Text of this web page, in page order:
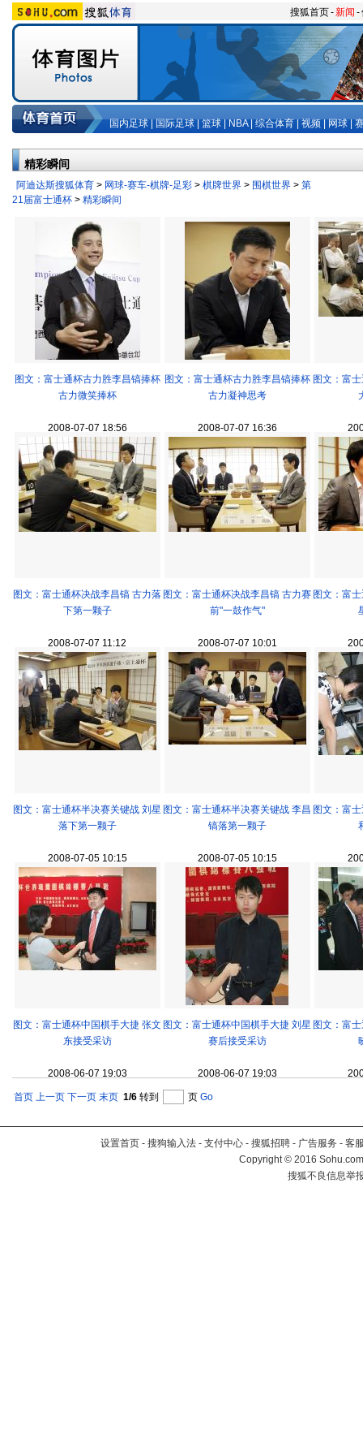
搜狐首页-新闻 -
国内足球 国际足球 篮球 NBA| 综合体育 视频 网球
精彩瞬间
阿迪达斯搜狐体育 > 网球-赛车-棋牌-足彩 > 棋牌世界 > 围棋世界 > 第
21届富士通杯 > 精彩瞬间
图文：富士通杯古力胜李昌镐捧杯
古力微笑捧杯
2008-07-07 18:56
图文：富士通杯古力胜李昌镐捧杯
古力凝神思考
2008-07-07 16:36
图文：富
图文：富士通杯决战李昌镐 古力落
下第一颗子
2008-07-07 11:12
图文：富士通杯决战李昌镐 古力赛
前"一鼓作气"
2008-07-07 10:01
图文：富
图文：富士通杯半决赛关键战 刘星
落下第一颗子
2008-07-05 10:15
图文：富士通杯半决赛关键战 李昌
镐落第一颗子
2008-07-05 10:15
图文：富
图文：富士通杯中国棋手大捷 张文
东接受采访
2008-06-07 19:03
图文：富士通杯中国棋手大捷 刘星
赛后接受采访
2008-06-07 19:03
图文：富
首页 上一页 下一页 末页 1/6 转到 页 Go
设置首页 - 搜狗输入法 - 支付中心 - 搜狐招聘 - 广告服务 - 客
Copyright©2016
搜狐不良信息举